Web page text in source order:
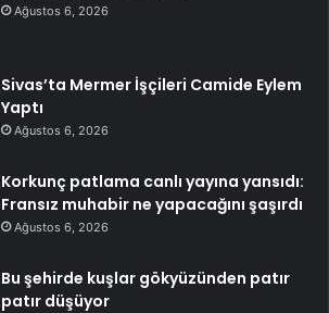
Ağustos 6, 2026
Sivas’ta Mermer İşçileri Camide Eylem
Yaptı
Ağustos 6, 2026
Korkunç patlama canlı yayına yansıdı:
Fransız muhabir ne yapacağını şaşırdı
Ağustos 6, 2026
Bu şehirde kuşlar gökyüzünden patır
patır düşüyor